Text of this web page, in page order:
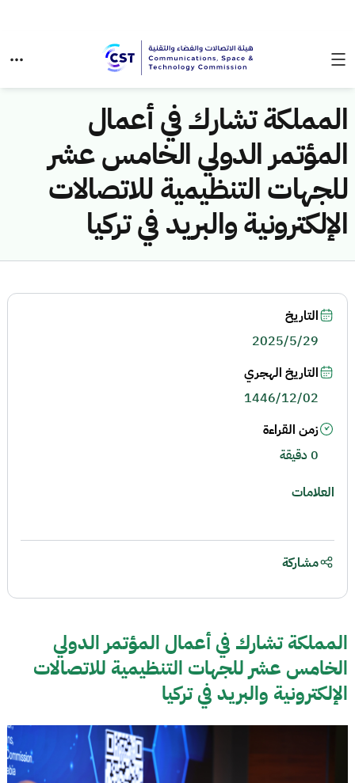
المملكة تشارك في أعمال
المؤتمر الدولي الخامس عشر
للجهات التنظيمية للاتصالات
الإلكترونية والبريد في تركيا
المملكة تشارك في أعمال المؤتمر الدولي
الخامس عشر للجهات التنظيمية للاتصالات
الإلكترونية والبريد في تركيا
التاريخ
2025/5/29
التاريخ الهجري
1446/12/02
زمن القراءة
0 دقيقة
العلامات
مشاركة